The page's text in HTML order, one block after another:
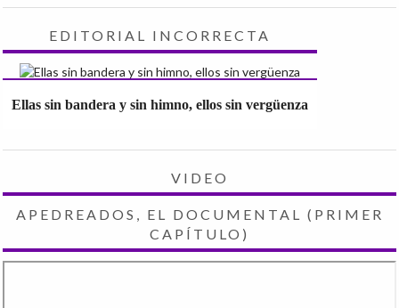
EDITORIAL INCORRECTA
Ellas sin bandera y sin himno, ellos sin vergüenza
VIDEO
APEDREADOS, EL DOCUMENTAL (PRIMER
CAPÍTULO)